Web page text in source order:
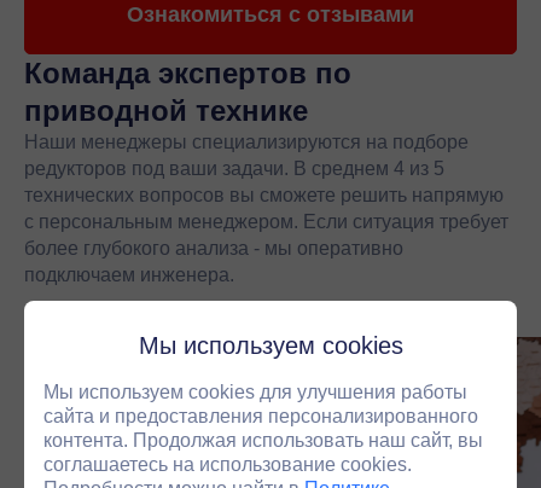
Ознакомиться с отзывами
Команда экспертов по
приводной технике
Наши менеджеры специализируются на подборе
редукторов под ваши задачи. В среднем 4 из 5
технических вопросов вы сможете решить напрямую
с персональным менеджером. Если ситуация требует
более глубокого анализа - мы оперативно
подключаем инженера.
Мы используем cookies
Мы используем cookies для улучшения работы
сайта и предоставления персонализированного
контента. Продолжая использовать наш сайт, вы
соглашаетесь на использование cookies.